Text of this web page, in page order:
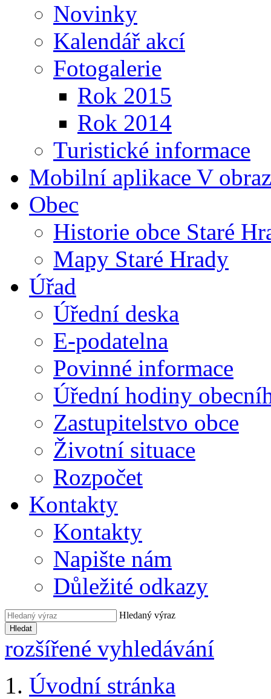
Novinky
Kalendář akcí
Fotogalerie
Rok 2015
Rok 2014
Turistické informace
Mobilní aplikace V
Obec
Historie obce Staré
Mapy Staré Hrady
Úřad
Úřední deska
E-podatelna
Povinné informace
Úřední hodiny
Zastupitelstvo obce
Životní situace
Rozpočet
Kontakty
Kontakty
Napište nám
Důležité odkazy
Hledaný výraz
Hledat
rozšířené vyhledávání
Úvodní stránka